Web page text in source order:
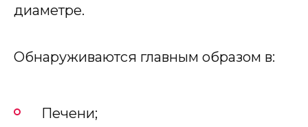
диаметре.
Обнаруживаются главным образом в:
Печени;